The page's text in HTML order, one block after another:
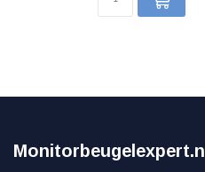
Monitorbeugelexpert.nl